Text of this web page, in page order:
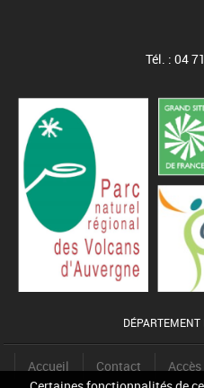
Tél. : 04
Accueil Contact